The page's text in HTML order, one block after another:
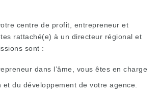
centre de profit, entrepreneur et
rattaché(e) à un directeur régional et
sont :
dans l’âme, vous êtes en charge
et du développement de votre agence.